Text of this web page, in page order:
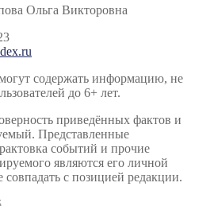
Ольга Викторовна
содержать информацию, не
до 6+ лет.
приведённых фактов и
Представленные
событий и прочие
являются его личной
совпадать с позицией редакции.